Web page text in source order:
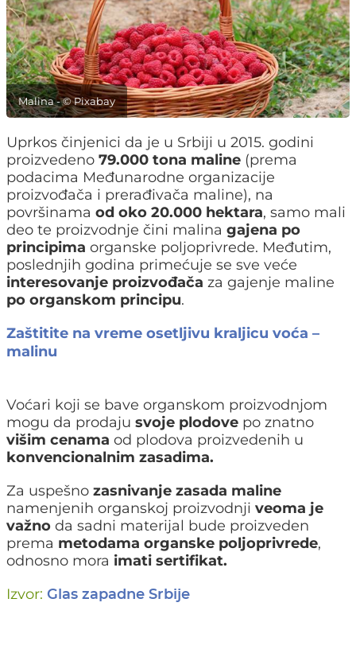
Malina - © Pixabay
Uprkos činjenici da je u Srbiji u 2015. godini
proizvedeno 79.000 tona maline (prema
podacima Međunarodne organizacije
proizvođača i prerađivača maline), na
površinama od oko 20.000 hektara, samo mali
deo te proizvodnje čini malina gajena po
principima organske poljoprivrede. Međutim,
poslednjih godina primećuje se sve veće
interesovanje proizvođača za gajenje maline
po organskom principu.
Zaštitite na vreme osetljivu kraljicu voća –
malinu
Voćari koji se bave organskom proizvodnjom
mogu da prodaju svoje plodove po znatno
višim cenama od plodova proizvedenih u
konvencionalnim zasadima.
Za uspešno zasnivanje zasada maline
namenjenih organskoj proizvodnji veoma je
važno da sadni materijal bude proizveden
prema metodama organske poljoprivrede,
odnosno mora imati sertifikat.
Izvor: Glas zapadne Srbije